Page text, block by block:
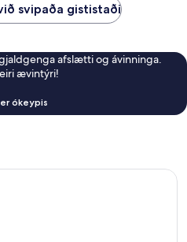
svipaða gististaði
afslætti og ávinninga.
ævintýri!
ókeypis